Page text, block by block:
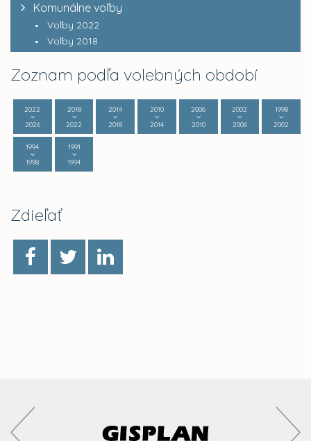
Komunálne voľby
Voľby 2022
Voľby 2018
Zoznam podľa volebných období
2022
2026
2018
2022
2014
2018
2010
2014
2006
2010
2002
2006
1998
2002
1994
1998
1991
1994
Zdieľať